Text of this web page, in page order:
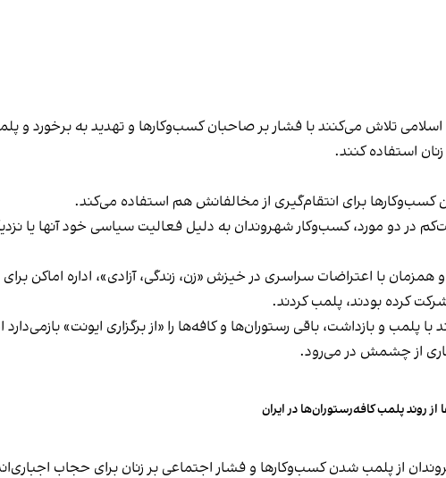
تلاش می‌کنند با فشار بر صاحبان کسب‌وکارها و تهدید به برخورد و
استفاده کنند.
برای انتقام‌گیری از مخالفانش هم استفاده می‌کند.
در دو مورد، کسب‌وکار شهروندان به دلیل فعالیت سیاسی خود آنها یا
این برخورد در گذشته هم سابقه داشته و به عنوان مثال در آذر ۱۴۰۱ و همزمان با اعتراضات سراسری در خیزش «زن، زندگی،
کرده بودند، پلمب کردند.
و بازداشت، باقی رستوران‌ها و کافه‌ها را «از برگزاری ایونت» بازمی‌دارد
از چشمش در می‌رود.
از روند پلمب کافه‌رستوران‌ها در ایران